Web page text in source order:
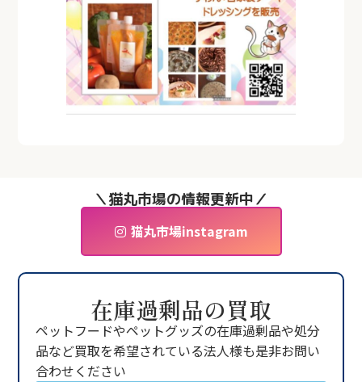
＼猫丸市場の情報更新中／
猫丸市場instagram
在庫過剰品の買取
ペットフードやペットグッズの在庫過剰品や処分
品など買取を希望されている法人様も是非お問い
合わせください